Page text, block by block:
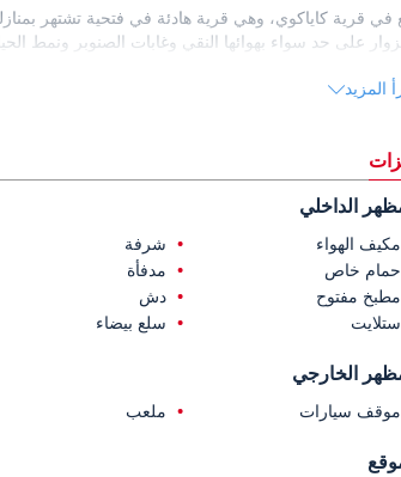
في قرية كاياكوي، وهي قرية هادئة في فتحية تشتهر
على حد سواء بهوائها النقي وغابات الصنوبر ونمط
المنزل المعروض للبيع في فتحية تركيا
بعد 45 كم من وادي ساكليكنت وعلى بعد 64 كم من مطار دالامان وعلى بعد 72 كم من باتارا وعلى بعد 105 كم من كاش.
المزيد
الداخلي
مكيف الهواء شرفة
حمام خاص
مدفأة
مطبخ مفتوح
دش
ستلايت
سلع بيضاء
الخارجي
موقف سيارات ملعب